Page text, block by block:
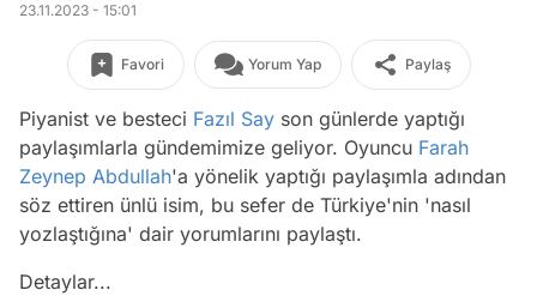
23.11.2023 - 15:01
Favori Yorum Yap Paylaş
Piyanist ve besteci Fazıl Say son günlerde yaptığı
paylaşımlarla gündemimize geliyor. Oyuncu Farah
Zeynep Abdullah'a yönelik yaptığı paylaşımla adından
söz ettiren ünlü isim, bu sefer de Türkiye'nin 'nasıl
yozlaştığına' dair yorumlarını paylaştı.
Detaylar...